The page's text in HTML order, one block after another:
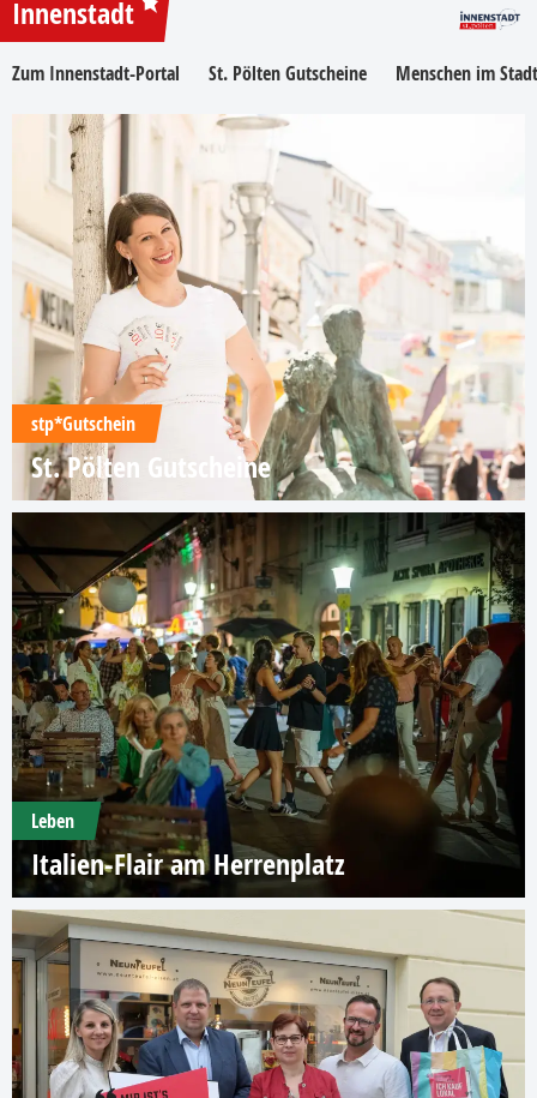
Innenstadt
Zum Innenstadt-Portal St. Pölten Gutscheine Menschen im
stp*Gutschein
St. Pölten Gutscheine
Leben
Italien-Flair am Herrenplatz